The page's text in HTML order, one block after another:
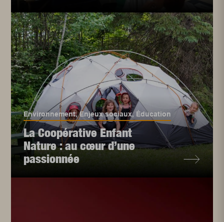
Environnement,Enjeux sociaux, Éducation
La Coopérative Enfant
Nature : au cœur d’une
passionnée